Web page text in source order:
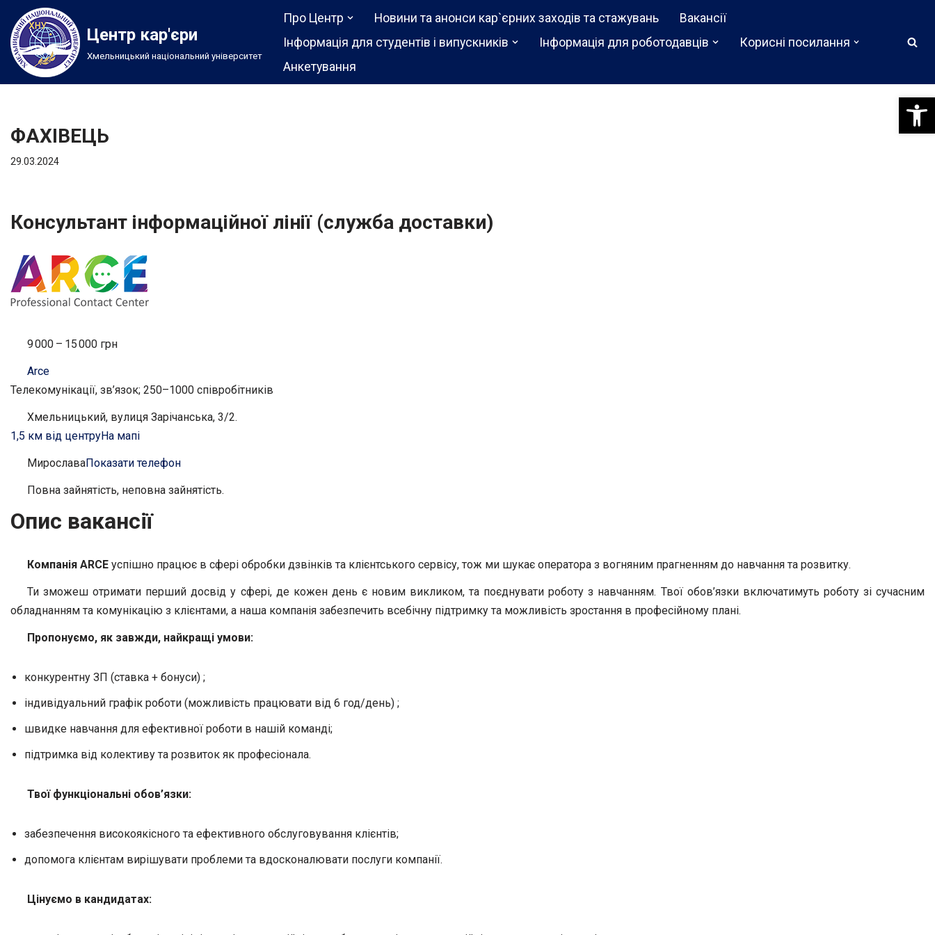
Перейти
до
вмісту
Центр кар'єри
Хмельницький національний університет
Про Центр Новини та анонси кар`єрних заходів та стажувань
Вакансії
Інформація для студентів і випускників
Інформація для роботодавців
Корисні посилання
Анкетування
ФАХІВЕЦЬ
29.03.2024
Консультант інформаційної лінії (служба доставки)
9 000 – 15 000 грн
Arce
Телекомунікації, зв’язок; 250–1000 співробітників
Хмельницький, вулиця Зарічанська, 3/2.
1,5 км від центруНа мапі
МирославаПоказати телефон
Повна зайнятість, неповна зайнятість.
Опис вакансії
Компанія ARCE успішно працює в сфері обробки дзвінків та клієнтського сервісу, тож ми шукає оператора з вогняним прагненням до навчання та розвитку.
Ти зможеш отримати перший досвід у сфері, де кожен день є новим викликом, та поєднувати роботу з навчанням. Твої обов’язки включатимуть роботу зі сучасним
обладнанням та комунікацію з клієнтами, а наша компанія забезпечить всебічну підтримку та можливість зростання в професійному плані.
Пропонуємо, як завжди, найкращі умови:
конкурентну ЗП (ставка + бонуси) ;
індивідуальний графік роботи (можливість працювати від 6 год/день) ;
швидке навчання для ефективної роботи в нашій команді;
підтримка від колективу та розвиток як професіонала.
Твої функціональні обов’язки:
забезпечення високоякісного та ефективного обслуговування клієнтів;
допомога клієнтам вирішувати проблеми та вдосконалювати послуги компанії.
Цінуємо в кандидатах: